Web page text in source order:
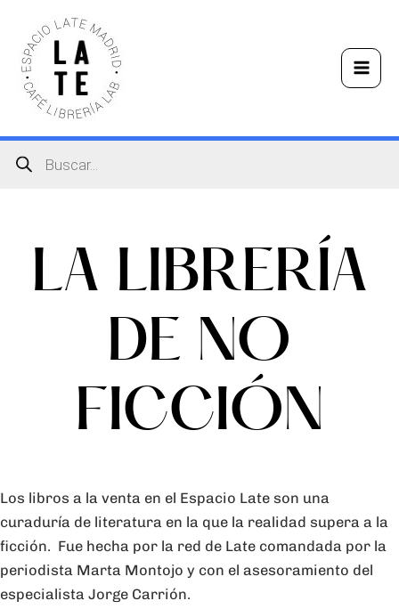
contenido
LA LIBRERÍA
DE NO
FICCIÓN
Los libros a la venta en el Espacio Late son una
curaduría de literatura en la que la realidad supera a la
ficción. Fue hecha por la red de Late comandada por la
periodista Marta Montojo y con el asesoramiento del
especialista Jorge Carrión.